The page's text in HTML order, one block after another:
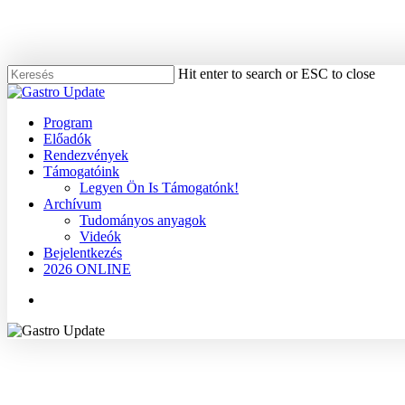
content
Hit enter to search or ESC to close
Close
Menu
Program
Előadók
Rendezvények
Támogatóink
Legyen Ön Is Támogatónk!
Archívum
Tudományos anyagok
Videók
Bejelentkezés
2026 ONLINE